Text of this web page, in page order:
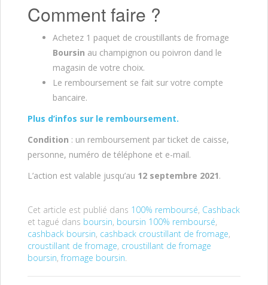
Comment faire ?
Achetez 1 paquet de croustillants de fromage
Boursin au champignon ou poivron dand le
magasin de votre choix.
Le remboursement se fait sur votre compte
bancaire.
Plus d’infos sur le remboursement.
Condition : un remboursement par ticket de caisse,
personne, numéro de téléphone et e-mail.
L’action est valable jusqu’au 12 septembre 2021.
Cet article est publié dans 100% remboursé, Cashback
et tagué dans boursin, boursin 100% remboursé,
cashback boursin, cashback croustillant de fromage,
croustillant de fromage, croustillant de fromage
boursin,fromage boursin.